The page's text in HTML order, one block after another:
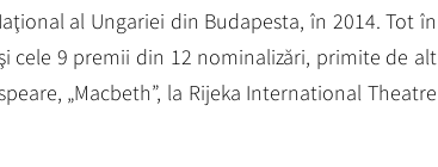
al Ungariei din Budapesta, în 2014. Tot în
cele 9 premii din 12 nominalizări, primite de alt
„Macbeth”, la Rijeka International Theatre